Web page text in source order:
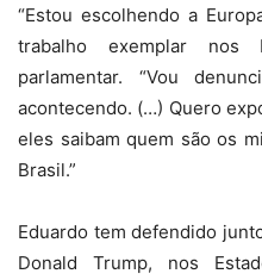
“Estou escolhendo a
trabalho exemplar nos
parlamentar. “Vou
acontecendo. (…) Quero
eles saibam quem são os
Brasil.”
Eduardo tem defendido
Donald Trump, nos